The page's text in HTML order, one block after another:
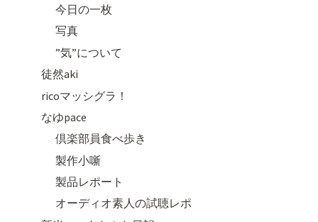
今日の一枚
写真
”気”について
徒然aki
ricoマッシグラ！
なゆpace
倶楽部員食べ歩き
製作小噺
製品レポート
オーディオ素人の試聴レポ